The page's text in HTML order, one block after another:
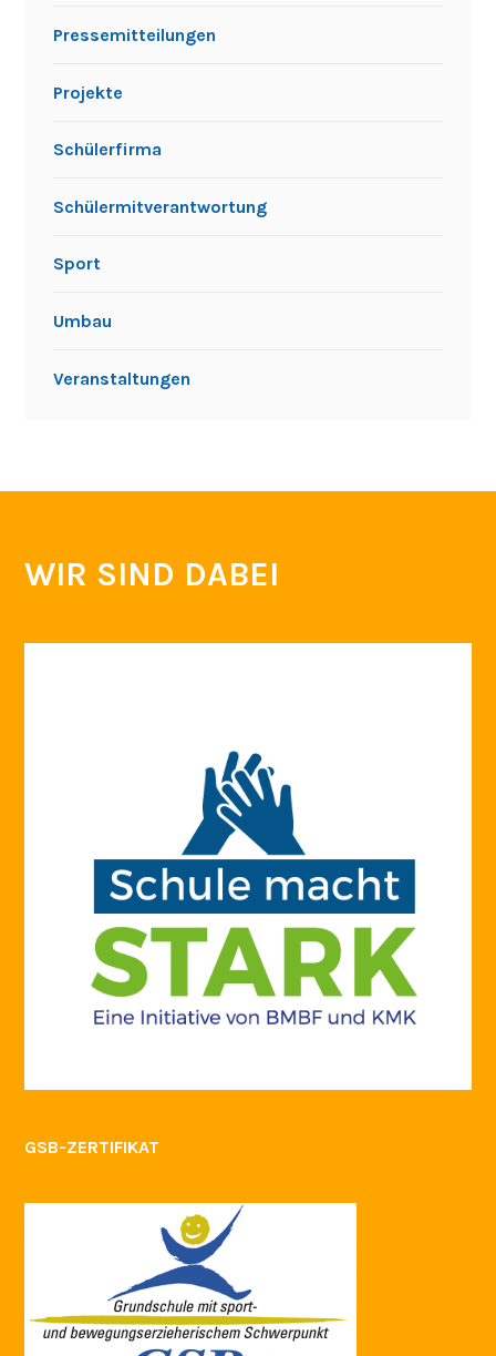
Pressemitteilungen
Projekte
Schülerfirma
Schülermitverantwortung
Sport
Umbau
Veranstaltungen
WIR SIND DABEI
GSB-ZERTIFIKAT